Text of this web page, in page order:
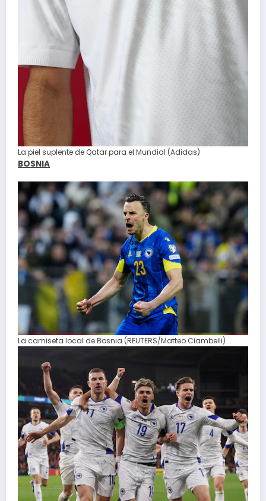
La piel suplente de Qatar para el Mundial (Adidas)
BOSNIA
La camiseta local de Bosnia (REUTERS/Matteo Ciambelli)